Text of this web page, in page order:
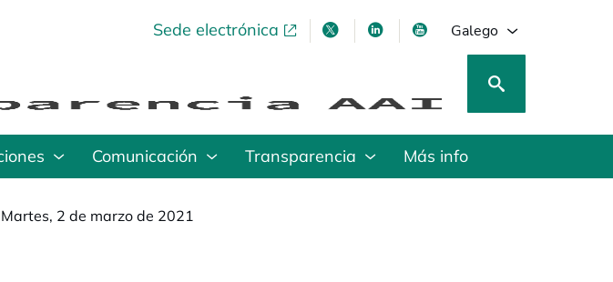
Sede electrónicaopens in a new tabopens in a new tab
opens in a new tab
opens in a new tab
Galego
Comunicación Transparencia Más info
Martes, 2 de marzo de 2021